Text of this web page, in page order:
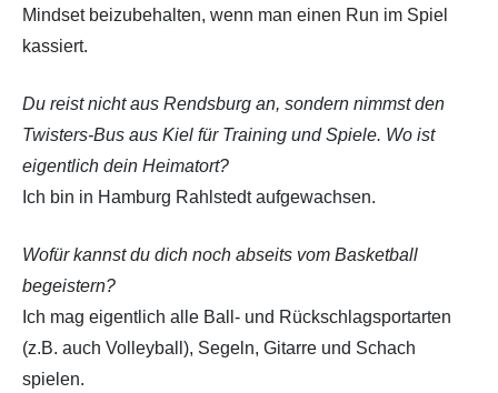
Mindset beizubehalten, wenn man einen Run im Spiel
kassiert.
Du reist nicht aus Rendsburg an, sondern nimmst den
Twisters-Bus aus Kiel für Training und Spiele. Wo ist
eigentlich dein Heimatort?
Ich bin in Hamburg Rahlstedt aufgewachsen.
Wofür kannst du dich noch abseits vom Basketball
begeistern?
Ich mag eigentlich alle Ball- und Rückschlagsportarten
(z.B. auch Volleyball), Segeln, Gitarre und Schach
spielen.